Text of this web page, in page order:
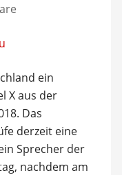
ein
X aus der
Das
derzeit eine
Sprecher der
nachdem am